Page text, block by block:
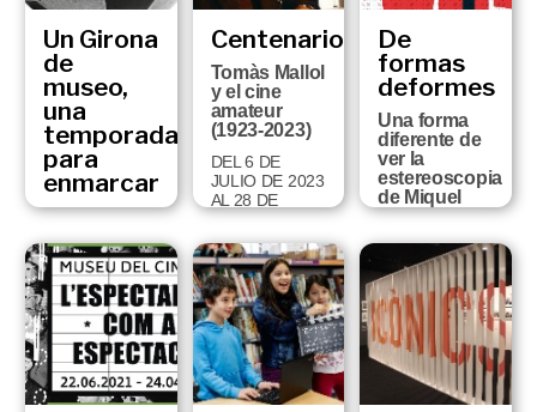
Un Girona
de
museo,
una
temporada
para
enmarcar
Fragmentos
del Girona
FC en los
seis museos
de la ciudad
DEL 12 DE
JULIO AL 15
DE
SEPTIEMBRE
Centenarios
Tomàs Mallol
y el cine
amateur
(1923-2023)
DEL 6 DE
JULIO DE 2023
AL 28 DE
ABRIL DE 2024
De
formas
deformes
Una forma
diferente de
ver la
estereoscopia
de Miquel
Planchart
DEL 23 DE
JUNIO DE
2022 AL 26 DE
MARZO DE
2023